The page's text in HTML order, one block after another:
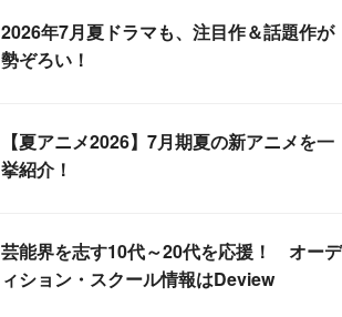
2026年7月夏ドラマも、注目作＆話題作が
勢ぞろい！
【夏アニメ2026】7月期夏の新アニメを一
挙紹介！
芸能界を志す10代～20代を応援！ オーデ
ィション・スクール情報はDeview